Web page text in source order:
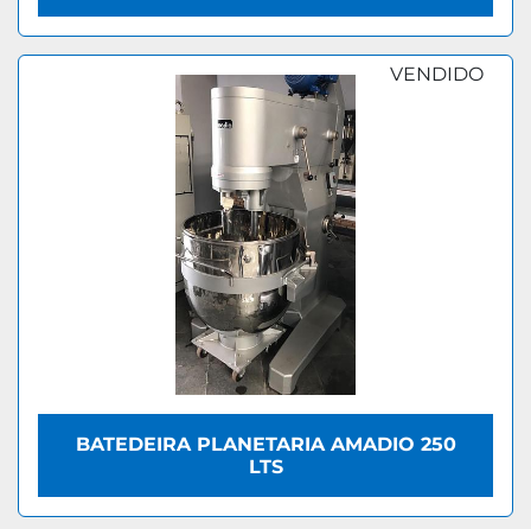
VENDIDO
BATEDEIRA PLANETARIA AMADIO 250
LTS